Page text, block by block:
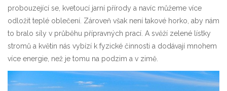
probouzející se, kvetoucí jarní přírody a navíc můžeme více
odložit teplé oblečení. Zároveň však není takové horko, aby nám
to bralo síly v průběhu přípravných prací. A svěží zelené lístky
stromů a květin nás vybízí k fyzické činnosti a dodávají mnohem
více energie, než je tomu na podzim a v zimě.